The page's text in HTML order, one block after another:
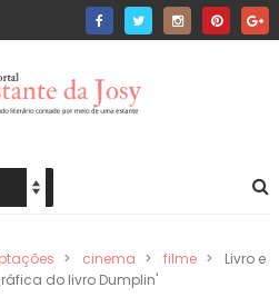
> cinema > filme >
Livro e
do livro Dumplin'